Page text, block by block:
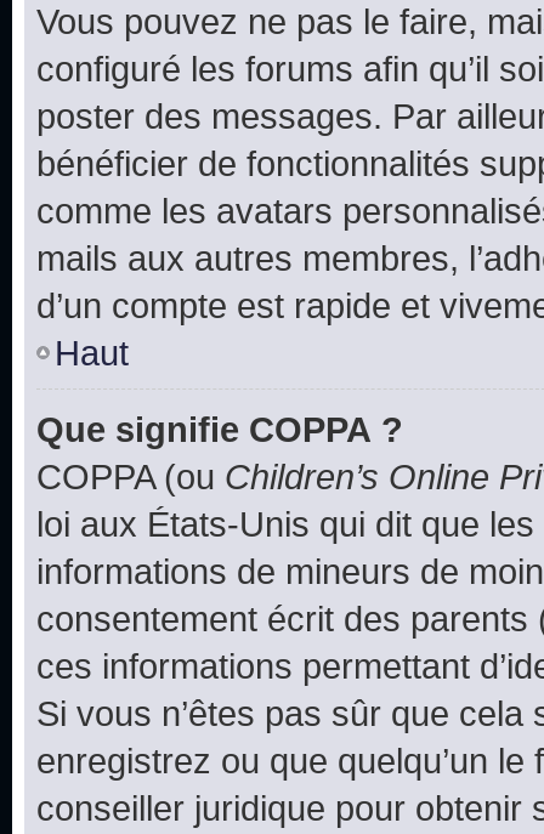
Vous pouvez ne pas le faire,
configuré les forums afin qu’il
poster des messages. Par
bénéficier de fonctionnalités
comme les avatars
mails aux autres membres,
d’un compte est rapide et
Haut
Que signifie COPPA ?
COPPA (ou Children’s Online
loi aux États-Unis qui dit que
informations de mineurs de
consentement écrit des parents
ces informations permettant
Si vous n’êtes pas sûr que
enregistrez ou que quelqu’un
conseiller juridique pour obtenir